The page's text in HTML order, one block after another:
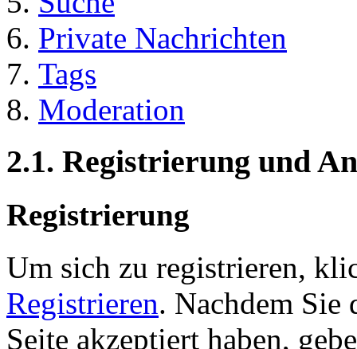
Private Nachrichten
Tags
Moderation
2.1. Registrierung und
Registrierung
Um sich zu registrieren,
Registrieren. Nachdem Sie
Seite akzeptiert haben,